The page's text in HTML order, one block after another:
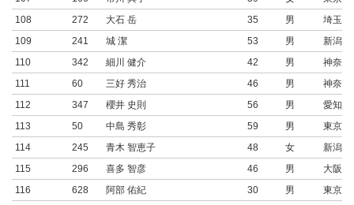
108
272 大石 岳 35 男
埼玉県
109
241 城 潔 53 男
新潟県
110
342 細川 健介 42 男
神奈川
111
60 三好 秀治 46 男
神奈川
112
347 櫻井 史則 56 男
愛知県
113
50 中島 秀彰 59 男
東京都
114
245 青木 智恵子 48 女
新潟県
115
296 喜多 智彦 46 男
大阪府
116
628 阿部 佑紀 30 男
東京都